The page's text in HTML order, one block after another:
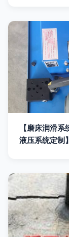
【磨床润滑
液压系统定制】